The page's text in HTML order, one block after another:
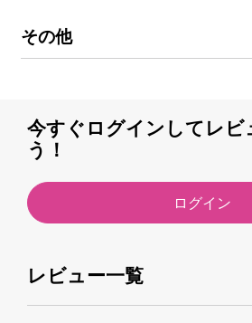
その他
今すぐログインしてレビ
う！
ログイン
レビュー一覧